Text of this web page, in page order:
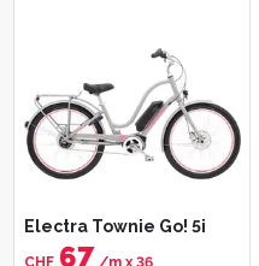
Benno Bikes RemiDemi
Family Package
153
Gesamtpreis : CHF 5’500
Electra Townie Go! 5i
CHF 67 /m x 36